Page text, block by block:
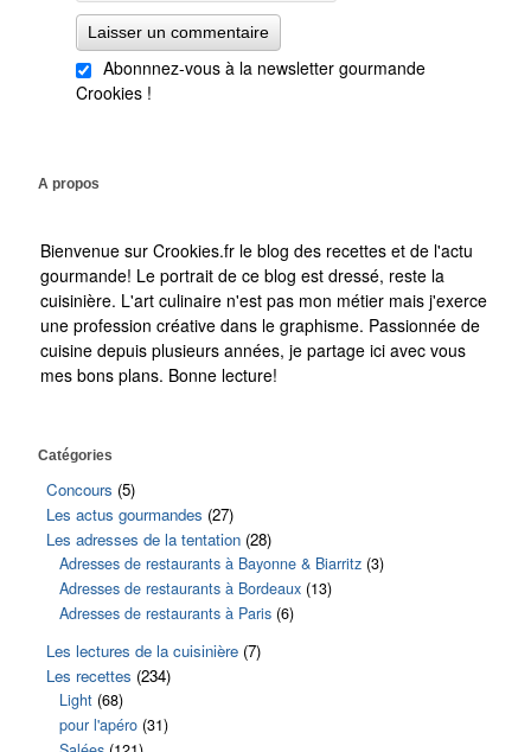
Abonnnez-vous à la newsletter gourmande
Crookies !
A propos
Bienvenue sur Crookies.fr le blog des recettes et de l'actu
gourmande! Le portrait de ce blog est dressé, reste la
cuisinière. L'art culinaire n'est pas mon métier mais j'exerce
une profession créative dans le graphisme. Passionnée de
cuisine depuis plusieurs années, je partage ici avec vous
mes bons plans. Bonne lecture!
Catégories
Concours (5)
Les actus gourmandes (27)
Les adresses de la tentation (28)
Adresses de restaurants à Bayonne & Biarritz (3)
Adresses de restaurants à Bordeaux (13)
Adresses de restaurants à Paris (6)
Les lectures de la cuisinière (7)
Les recettes (234)
Light (68)
pour l'apéro (31)